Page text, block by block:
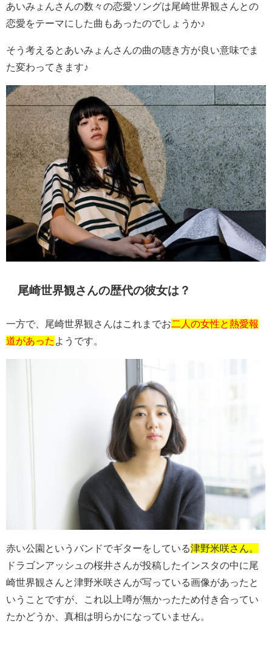
あいみょんさんの数々の恋愛ソングは尾崎世界観さんとの
恋愛をテーマにした曲もあったのでしょうか♪
そう考えるとあいみょんさんの曲の聴き方が良い意味でま
た変わってきます♪
尾崎世界観さんの歴代の彼女は？
一方で、尾崎世界観さんはこれまでお二人の女性と熱愛報
道があった ようです。
赤い公園というバンドでギターをしている津野米咲さん。
ドラゴンアッシュの桜井さんが投稿したインスタの中に尾
崎世界観さんと津野米咲さんが写っている画像があったと
いうことですが、これ以上噂が無かったため付き合ってい
たかどうか、真相は明らかになっていません。